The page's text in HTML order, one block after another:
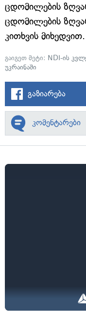
ცდომილების
ცდომილების
კითხვის მიხედვით.
გაიგეთ მეტი: NDI-ის
უკრაინაში
გაზიარება
კომენტარები